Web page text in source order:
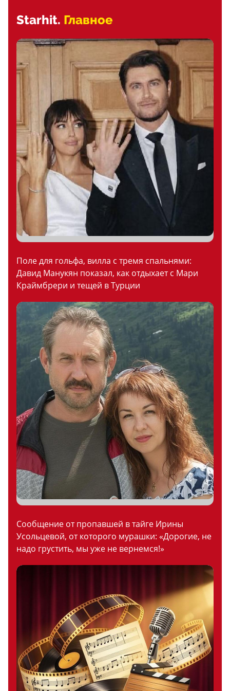
Starhit. Главное
Поле для гольфа, вилла с тремя спальнями:
Давид Манукян показал, как отдыхает с Мари
Краймбрери и тещей в Турции
Сообщение от пропавшей в тайге Ирины
Усольцевой, от которого мурашки: «Дорогие, не
надо грустить, мы уже не вернемся!»